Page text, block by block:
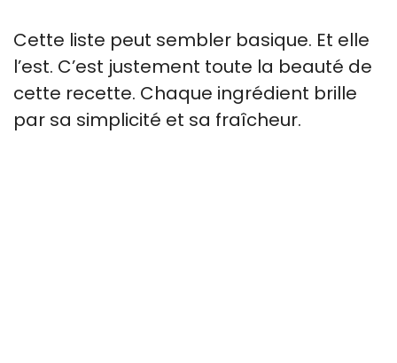
Cette liste peut sembler basique. Et elle
l’est. C’est justement toute la beauté de
cette recette. Chaque ingrédient brille
par sa simplicité et sa fraîcheur.